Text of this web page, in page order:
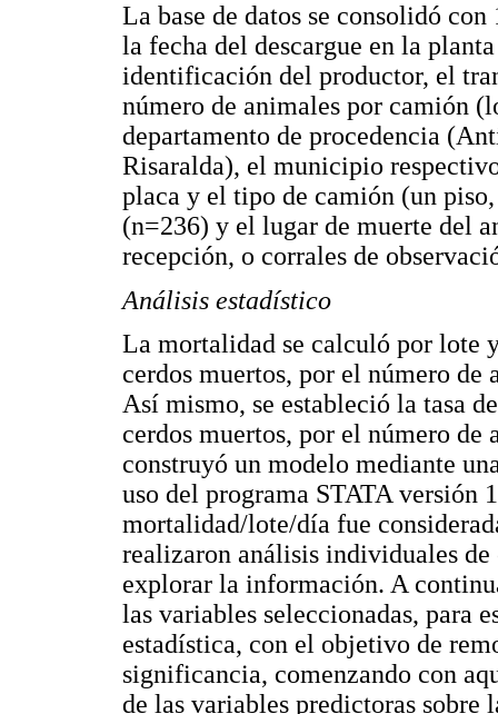
La base de datos se consolidó
la fecha del descargue en la
identificación del productor, el
número de animales por camión
departamento de procedencia
Risaralda), el municipio
placa y el tipo de camión (un
(n=236) y el lugar de muerte del
recepción, o corrales de
Análisis estadístico
La mortalidad se calculó por lote
cerdos muertos, por el número
Así mismo, se estableció la tasa
cerdos muertos, por el número de
construyó un modelo mediante
uso del programa STATA versión
mortalidad/lote/día fue
realizaron análisis individuales
explorar la información. A
las variables seleccionadas, para
estadística, con el objetivo de
significancia, comenzando con
de las variables predictoras